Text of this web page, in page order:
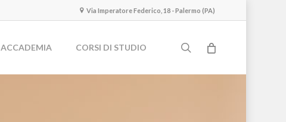
Via Imperatore Federico, 18 - Palermo (PA)
ACCADEMIA CORSI DI STUDIO search